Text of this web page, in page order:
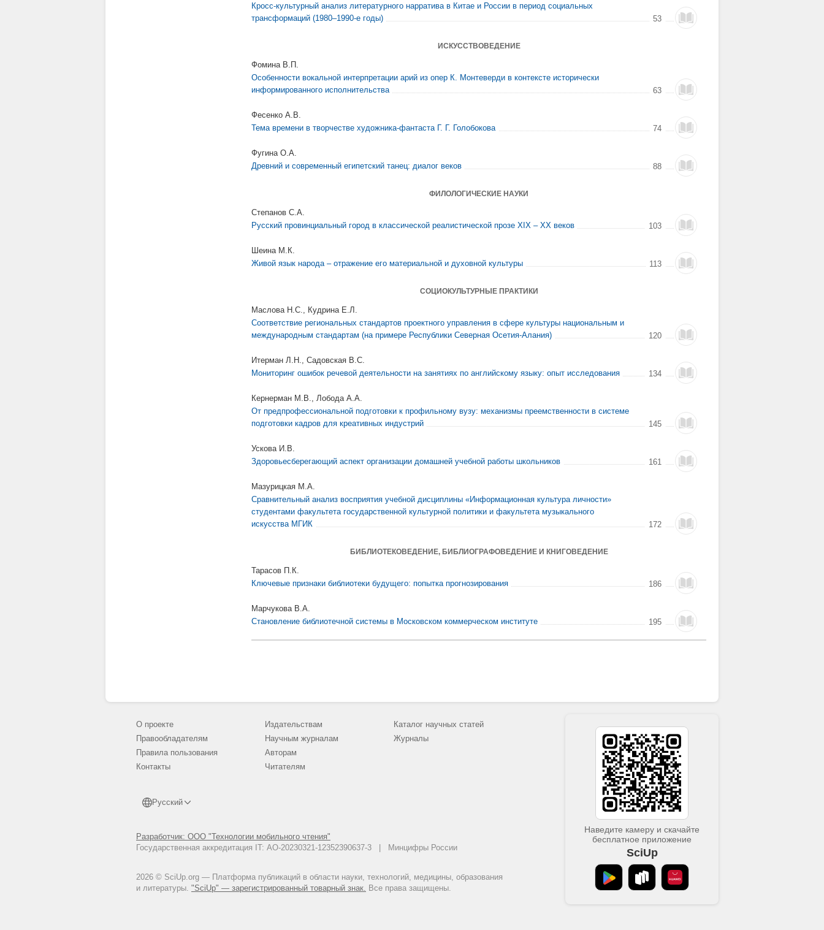
Кросс-культурный анализ литературного нарратива в Китае и России в период социальных
трансформаций (1980–1990-е годы)
53
ИСКУССТВОВЕДЕНИЕ
Фомина В.П.
Особенности вокальной интерпретации арий из опер К. Монтеверди в контексте исторически
информированного исполнительства
63
Фесенко А.В.
Тема времени в творчестве художника-фантаста Г. Г. Голобокова
74
Фугина О.А.
Древний и современный египетский танец: диалог веков
88
ФИЛОЛОГИЧЕСКИЕ НАУКИ
Степанов С.А.
Русский провинциальный город в классической реалистической прозе XIX – ХХ веков
103
Шеина М.К.
Живой язык народа – отражение его материальной и духовной культуры
113
СОЦИОКУЛЬТУРНЫЕ ПРАКТИКИ
Маслова Н.С., Кудрина Е.Л.
Соответствие региональных стандартов проектного управления в сфере культуры национальным и
международным стандартам (на примере Республики Северная Осетия-Алания)
120
Итерман Л.Н., Садовская В.С.
Мониторинг ошибок речевой деятельности на занятиях по английскому языку: опыт исследования
134
Кернерман М.В., Лобода А.А.
От предпрофессиональной подготовки к профильному вузу: механизмы преемственности в системе
подготовки кадров для креативных индустрий
145
Ускова И.В.
Здоровьесберегающий аспект организации домашней учебной работы школьников
161
Мазурицкая М.А.
Сравнительный анализ восприятия учебной дисциплины «Информационная культура личности»
студентами факультета государственной культурной политики и факультета музыкального
искусства МГИК
172
БИБЛИОТЕКОВЕДЕНИЕ, БИБЛИОГРАФОВЕДЕНИЕ И КНИГОВЕДЕНИЕ
Тарасов П.К.
Ключевые признаки библиотеки будущего: попытка прогнозирования
186
Марчукова В.А.
Становление библиотечной системы в Московском коммерческом институте
195
О проекте
Правообладателям
Правила пользования
Контакты
Русский
Разработчик: ООО "Технологии мобильного чтения"
Государственная аккредитация IT: АО-20230321-12352390637-3 | Минцифры России
2026 © SciUp.org — Платформа публикаций в области науки, технологий, медицины, образования
и литературы. "SciUp" — зарегистрированный товарный знак. Все права защищены.
Издательствам
Научным журналам
Авторам
Читателям
Каталог научных статей
Журналы
Наведите камеру и скачайте
бесплатное приложение
SciUp